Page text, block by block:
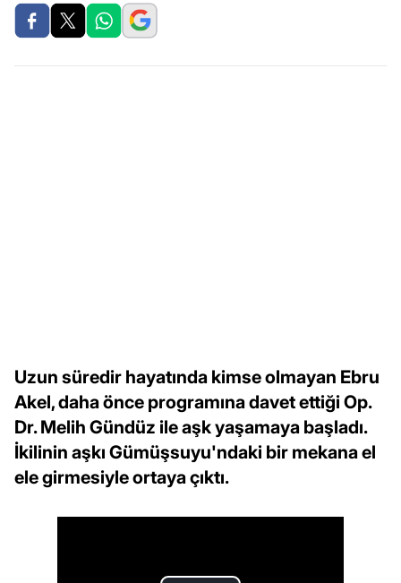
Uzun süredir hayatında kimse olmayan Ebru
Akel, daha önce programına davet ettiği Op.
Dr. Melih Gündüz ile aşk yaşamaya başladı.
İkilinin aşkı Gümüşsuyu'ndaki bir mekana el
ele girmesiyle ortaya çıktı.